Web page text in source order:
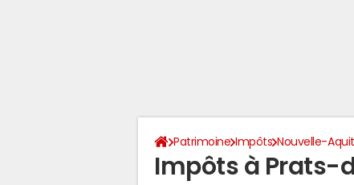
Patrimoine Impôts Nouvelle-
Impôts à Prats-